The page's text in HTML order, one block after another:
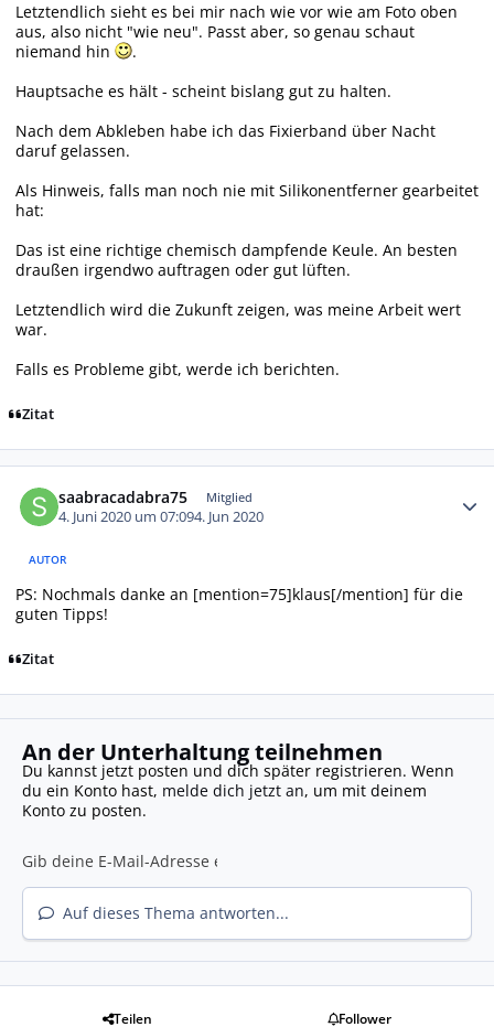
Letztendlich sieht es bei mir nach wie vor wie am Foto oben
aus, also nicht "wie neu". Passt aber, so genau schaut
niemand hin
.
Hauptsache es hält - scheint bislang gut zu halten.
Nach dem Abkleben habe ich das Fixierband über Nacht
daruf gelassen.
Als Hinweis, falls man noch nie mit Silikonentferner gearbeitet
hat:
Das ist eine richtige chemisch dampfende Keule. An besten
draußen irgendwo auftragen oder gut lüften.
Letztendlich wird die Zukunft zeigen, was meine Arbeit wert
war.
Falls es Probleme gibt, werde ich berichten.
Zitat
saabracadabra75 Mitglied
4. Juni 2020 um 07:094. Jun 2020
AUTOR
PS: Nochmals danke an [mention=75]klaus[/mention] für die
guten Tipps!
Zitat
An der Unterhaltung teilnehmen
Du kannst jetzt posten und dich später registrieren. Wenn
du ein Konto hast, melde dich jetzt an, um mit deinem
Konto zu posten.
Auf dieses Thema antworten...
Teilen Follower